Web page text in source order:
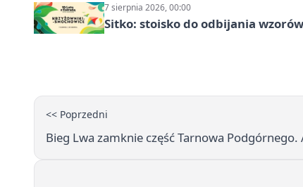
7 sierpnia 2026, 00:00
Sitko: stoisko do odbijania
<< Poprzedni
Bieg Lwa zamknie część Tarnowa